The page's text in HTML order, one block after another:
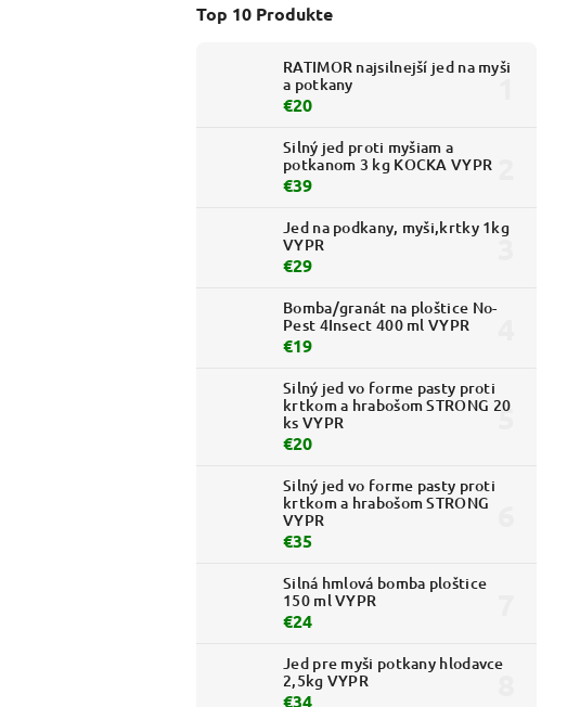
Top 10 Produkte
RATIMOR najsilnejší jed na myši
a potkany
€20
Silný jed proti myšiam a
potkanom 3 kg KOCKA VYPR
€39
Jed na podkany, myši,krtky 1kg
VYPR
€29
Bomba/granát na ploštice No-
Pest 4Insect 400 ml VYPR
€19
Silný jed vo forme pasty proti
krtkom a hrabošom STRONG 20
ks VYPR
€20
Silný jed vo forme pasty proti
krtkom a hrabošom STRONG
VYPR
€35
Silná hmlová bomba ploštice
150 ml VYPR
€24
Jed pre myši potkany hlodavce
2,5kg VYPR
€34